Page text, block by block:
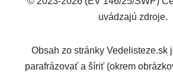
uvádzajú zdroje.
Obsah zo stránky Vedelisteze.sk
parafrázovať a šíriť (okrem